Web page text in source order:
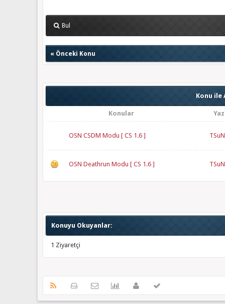
Bul
« Önceki Konu
Konu ile
Konular
OSN CSDM Modu [ CS 1.6 ]
OSN Deathrun Modu [ CS 1.6 ]
Konuyu Okuyanlar:
1 Ziyaretçi